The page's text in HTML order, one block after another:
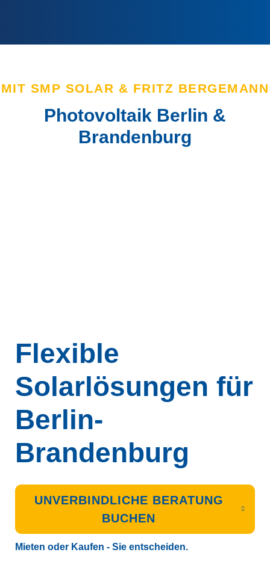
MIT SMP SOLAR & FRITZ BERGEMANN
Photovoltaik Berlin &
Brandenburg
Flexible
Solarlösungen für
Berlin-
Brandenburg
UNVERBINDLICHE BERATUNG
BUCHEN
Mieten oder Kaufen - Sie entscheiden.